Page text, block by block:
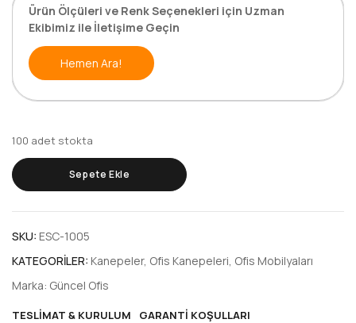
Ürün Ölçüleri ve Renk Seçenekleri için Uzman
Ekibimiz ile İletişime Geçin
Hemen Ara!
100 adet stokta
Sepete Ekle
SKU: ESC-1005
KATEGORILER: Kanepeler, Ofis Kanepeleri, Ofis Mobilyaları
Marka: Güncel Ofis
TESLIMAT & KURULUM
GARANTI KOŞULLARI